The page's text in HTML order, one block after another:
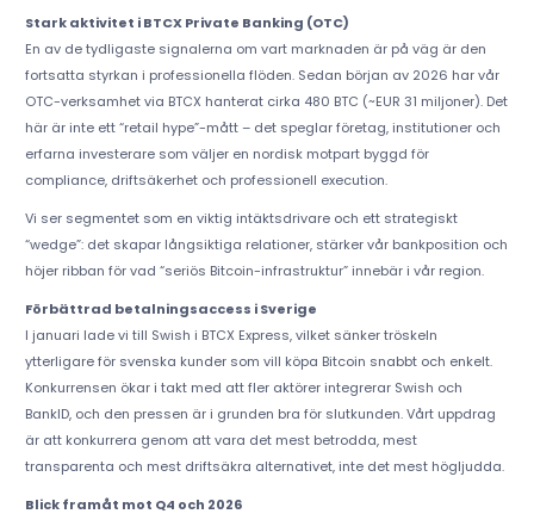
Stark aktivitet i BTCX Private Banking (OTC)
En av de tydligaste signalerna om vart marknaden är på väg är den
fortsatta styrkan i professionella flöden. Sedan början av 2026 har vår
OTC-verksamhet via BTCX hanterat cirka 480 BTC (~EUR 31 miljoner). Det
här är inte ett “retail hype”-mått – det speglar företag, institutioner och
erfarna investerare som väljer en nordisk motpart byggd för
compliance, driftsäkerhet och professionell execution.
Vi ser segmentet som en viktig intäktsdrivare och ett strategiskt
“wedge”: det skapar långsiktiga relationer, stärker vår bankposition och
höjer ribban för vad “seriös Bitcoin-infrastruktur” innebär i vår region.
Förbättrad betalningsaccess i Sverige
I januari lade vi till Swish i BTCX Express, vilket sänker tröskeln
ytterligare för svenska kunder som vill köpa Bitcoin snabbt och enkelt.
Konkurrensen ökar i takt med att fler aktörer integrerar Swish och
BankID, och den pressen är i grunden bra för slutkunden. Vårt uppdrag
är att konkurrera genom att vara det mest betrodda, mest
transparenta och mest driftsäkra alternativet, inte det mest högljudda.
Blick framåt mot Q4 och 2026